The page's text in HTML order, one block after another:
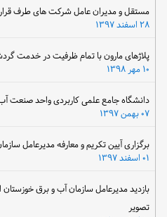
مستقل و مدیران عامل شرکت های طرف قرارداد
پلاژهای مارون با تمام ظرفیت در خدمت
دانشگاه جامع علمی کاربردی واحد صنعت آب
برگزاری آیین تکریم و معارفه مدیرعامل
بازدید مدیرعامل سازمان آب و برق خوزستان
تصویر